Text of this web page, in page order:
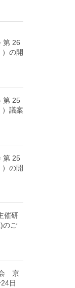
第 26
の開
第 25
）議案
第 25
の開
催研
のご
会 京
日